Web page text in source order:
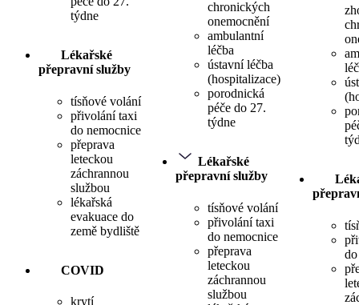
týdne
Lékařské
přepravní služby
tísňové volání
přivolání taxi
do nemocnice
přeprava
leteckou
záchrannou
službou
lékařská
evakuace do
země bydliště
COVID
krytí
chronických
onemocnění
ambulantní
léčba
ústavní léčba
(hospitalizace)
porodnická
péče do 27.
týdne
Lékařské
přepravní služby
tísňové volání
přivolání taxi
do nemocnice
přeprava
leteckou
záchrannou
službou